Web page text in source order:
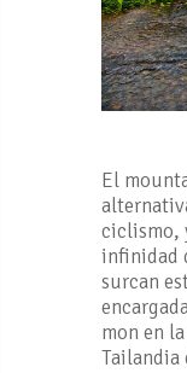
El
ciclismo,
infinidad
surcan
mon en
Tailandia